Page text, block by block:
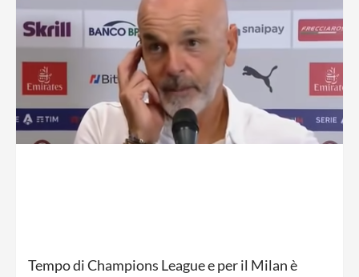
Tempo di Champions League e per il Milan è